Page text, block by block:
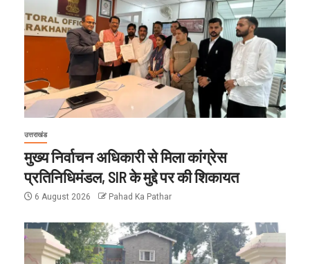
उत्तराखंड
मुख्य निर्वाचन अधिकारी से मिला कांग्रेस
प्रतिनिधिमंडल, SIR के मुद्दे पर की शिकायत
6 August 2026 Pahad Ka Pathar